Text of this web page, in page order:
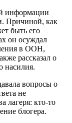
информации
Причиной, как
быть его
он осуждал
в ООН,
рассказал о
насилия.
вопросы о
не
лагеря: кто-то
блогера.